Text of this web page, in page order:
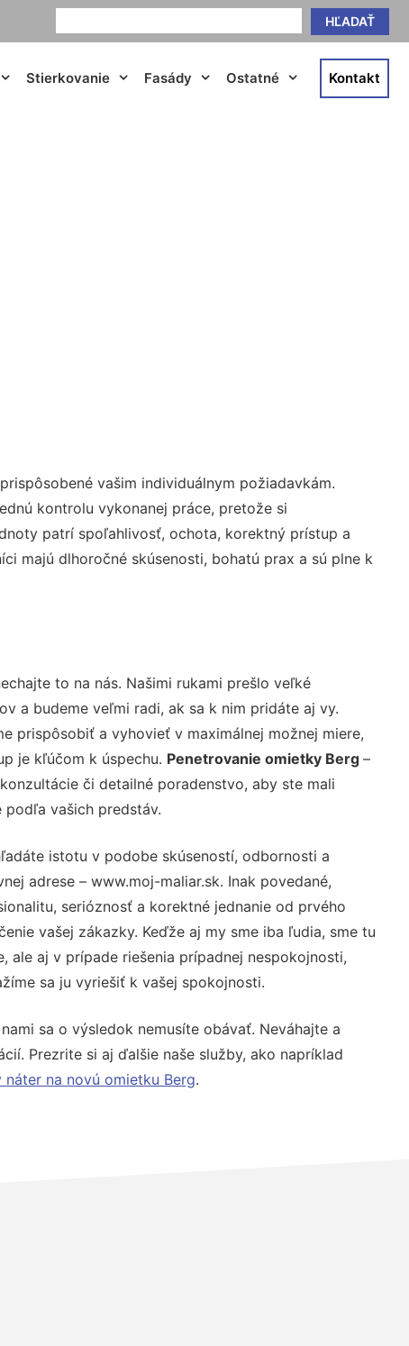
HĽADAŤ
Stierkovanie Fasády Ostatné Kontakt
vašim individuálnym požiadavkám.
kontrolu vykonanej práce, pretože si
patrí spoľahlivosť, ochota, korektný prístup a
majú dlhoročné skúsenosti, bohatú prax a sú plne k
to na nás. Našimi rukami prešlo veľké
a budeme veľmi radi, ak sa k nim pridáte aj vy.
prispôsobiť a vyhovieť v maximálnej možnej miere,
je kľúčom k úspechu. Penetrovanie omietky Berg –
či detailné poradenstvo, aby ste mali
vašich predstáv.
istotu v podobe skúseností, odbornosti a
adrese – www.moj-maliar.sk. Inak povedané,
serióznosť a korektné jednanie od prvého
vašej zákazky. Keďže aj my sme iba ľudia, sme tu
ale aj v prípade riešenia prípadnej nespokojnosti,
sa ju vyriešiť k vašej spokojnosti.
sa o výsledok nemusíte obávať. Neváhajte a
Prezrite si aj ďalšie naše služby, ako napríklad
náter na novú omietku Berg.